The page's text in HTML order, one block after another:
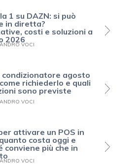
1 su DAZN: si può
in diretta?
costi e soluzioni a
2026
VOCI
condizionatore agosto
richiederlo e quali
sono previste
VOCI
attivare un POS in
costa oggi e
conviene più che in
VOCI